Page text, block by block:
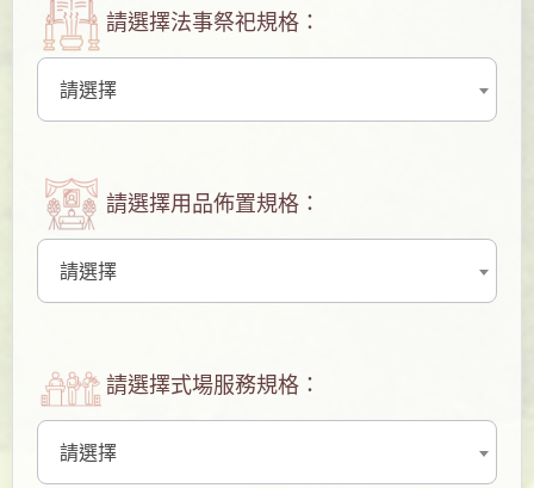
請選擇法事祭祀規格：
請選擇
請選擇用品佈置規格：
請選擇
請選擇式場服務規格：
請選擇